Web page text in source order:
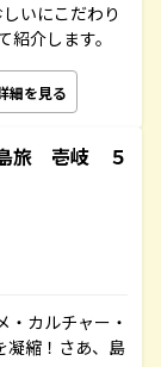
いにこだわり
介します。
細を見る
旅 壱岐 ５
・カルチャー・
凝縮！さあ、島